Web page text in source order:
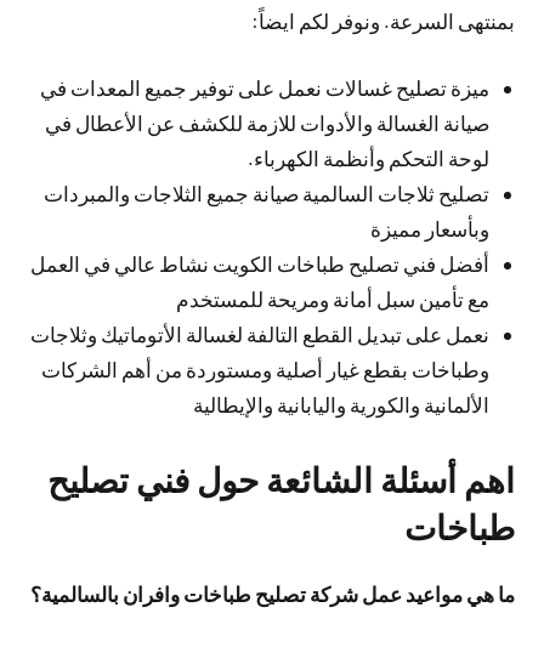
بمنتهى السرعة. ونوفر لكم ايضاً:
ميزة تصليح غسالات نعمل على توفير جميع المعدات في
صيانة الغسالة والأدوات للازمة للكشف عن الأعطال في
لوحة التحكم وأنظمة الكهرباء.
تصليح ثلاجات السالمية صيانة جميع الثلاجات والمبردات
وبأسعار مميزة
أفضل فني تصليح طباخات الكويت نشاط عالي في العمل
مع تأمين سبل أمانة ومريحة للمستخدم
نعمل على تبديل القطع التالفة لغسالة الأتوماتيك وثلاجات
وطباخات بقطع غيار أصلية ومستوردة من أهم الشركات
الألمانية والكورية واليابانية والإيطالية
اهم أسئلة الشائعة حول فني تصليح
طباخات
ما هي مواعيد عمل شركة تصليح طباخات وافران بالسالمية؟